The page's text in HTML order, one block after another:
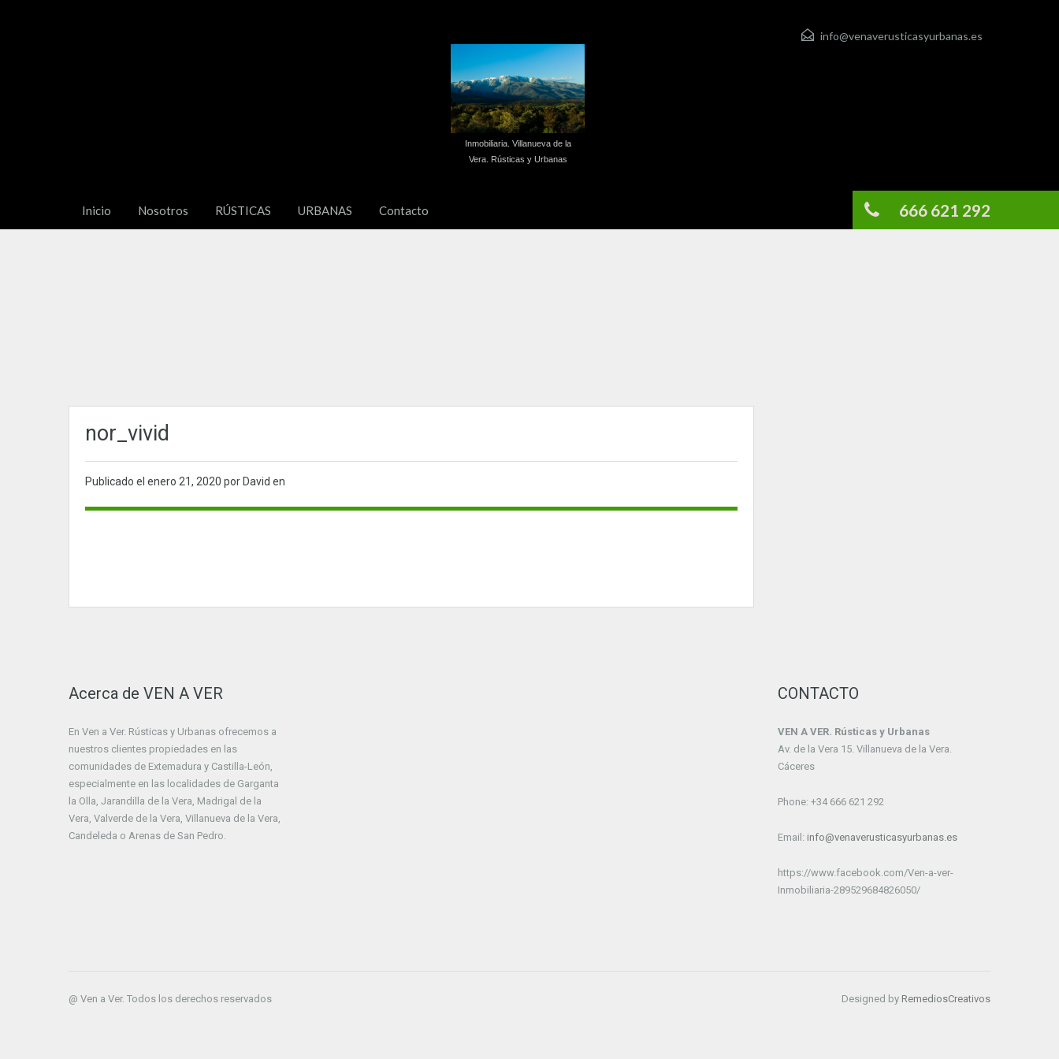
info@venaverusticasyurbanas.es
Inmobiliaria. Villanueva de la
Vera. Rústicas y Urbanas
Inicio Nosotros RÚSTICAS URBANAS Contacto 666 621 292
nor_vivid
Publicado el enero 21, 2020 por David en
Acerca de VEN A VER
En Ven a Ver. Rústicas y Urbanas ofrecemos a
nuestros clientes propiedades en las
comunidades de Extemadura y Castilla-León,
especialmente en las localidades de Garganta
la Olla, Jarandilla de la Vera, Madrigal de la
Vera, Valverde de la Vera, Villanueva de la Vera,
Candeleda o Arenas de San Pedro.
CONTACTO
VEN A VER. Rústicas y Urbanas
Av. de la Vera 15. Villanueva de la Vera.
Cáceres
Phone: +34 666 621 292
Email: info@venaverusticasyurbanas.es
https://www.facebook.com/Ven-a-ver-
Inmobiliaria-289529684826050/
@ Ven a Ver. Todos los derechos reservados Designed by RemediosCreativos